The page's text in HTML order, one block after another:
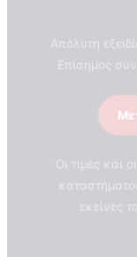
Απόλυτη
Επίσημος
Οι τιμές και
εκείνες